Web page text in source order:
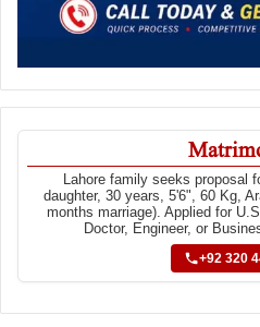
Lahore family seeks proposal
daughter, 30 years, 5'6", 60 Kg,
months marriage). Applied for
Doctor, Engineer, or
+92 320